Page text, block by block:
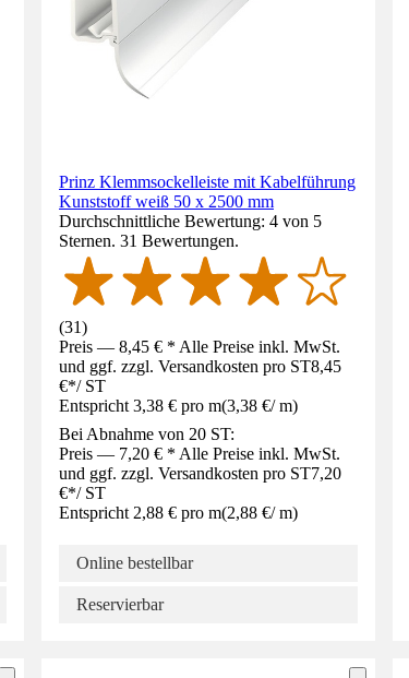
Prinz Klemmsockelleiste mit Kabelführung
Kunststoff weiß 50 x 2500 mm
Durchschnittliche Bewertung: 4 von 5
Sternen. 31 Bewertungen.
(31)
Preis — 8,45 € * Alle Preise inkl. MwSt.
und ggf. zzgl. Versandkosten pro ST8,45
€*/ ST
Entspricht 3,38 € pro m(3,38 €/ m)
Bei Abnahme von 20 ST:
Preis — 7,20 € * Alle Preise inkl. MwSt.
und ggf. zzgl. Versandkosten pro ST7,20
€*/ ST
Entspricht 2,88 € pro m(2,88 €/ m)
Online bestellbar
Reservierbar